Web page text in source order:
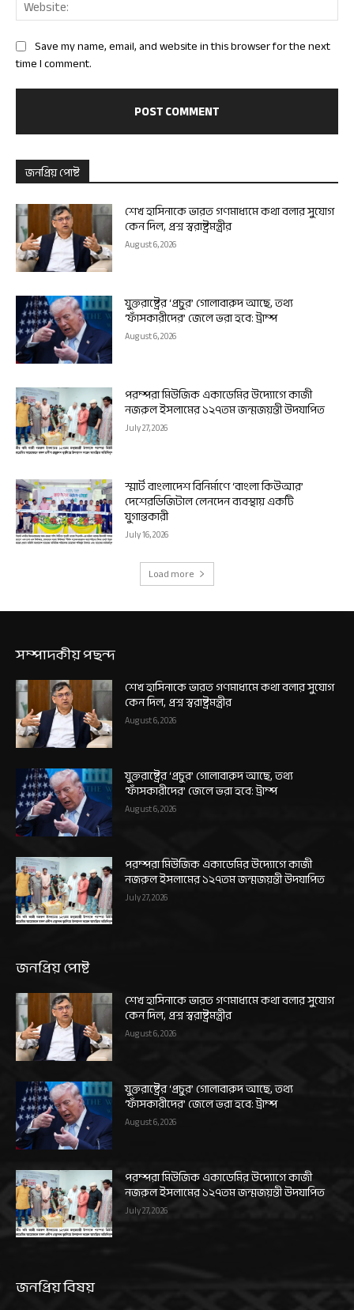
Save my name, email, and website in this browser for the next
time I comment.
জনপ্রিয় পোষ্ট
শেখ হাসিনাকে ভারত গণমাধ্যমে কথা বলার সুযোগ
কেন দিল, প্রশ্ন স্বরাষ্ট্রমন্ত্রীর
August 6, 2026
যুক্তরাষ্ট্রের ‘প্রচুর’ গোলাবারুদ আছে, তথ্য
‘ফাঁসকারীদের’ জেলে ভরা হবে: ট্রাম্প
August 6, 2026
পরম্পরা মিউজিক একাডেমির উদ্যোগে কাজী
নজরুল ইসলামের ১২৭তম জন্মজয়ন্তী উদযাপিত
July 27, 2026
স্মার্ট বাংলাদেশ বিনির্মাণে ‘বাংলা কিউআর’
দেশেরডিজিটাল লেনদেন ব্যবস্থায় একটি
যুগান্তকারী
July 16, 2026
Load more
সম্পাদকীয় পছন্দ
শেখ হাসিনাকে ভারত গণমাধ্যমে কথা বলার সুযোগ
কেন দিল, প্রশ্ন স্বরাষ্ট্রমন্ত্রীর
August 6, 2026
যুক্তরাষ্ট্রের ‘প্রচুর’ গোলাবারুদ আছে, তথ্য
‘ফাঁসকারীদের’ জেলে ভরা হবে: ট্রাম্প
August 6, 2026
পরম্পরা মিউজিক একাডেমির উদ্যোগে কাজী
নজরুল ইসলামের ১২৭তম জন্মজয়ন্তী উদযাপিত
July 27, 2026
জনপ্রিয় পোষ্ট
শেখ হাসিনাকে ভারত গণমাধ্যমে কথা বলার সুযোগ
কেন দিল, প্রশ্ন স্বরাষ্ট্রমন্ত্রীর
August 6, 2026
যুক্তরাষ্ট্রের ‘প্রচুর’ গোলাবারুদ আছে, তথ্য
‘ফাঁসকারীদের’ জেলে ভরা হবে: ট্রাম্প
August 6, 2026
পরম্পরা মিউজিক একাডেমির উদ্যোগে কাজী
নজরুল ইসলামের ১২৭তম জন্মজয়ন্তী উদযাপিত
July 27, 2026
জনপ্রিয় বিষয়